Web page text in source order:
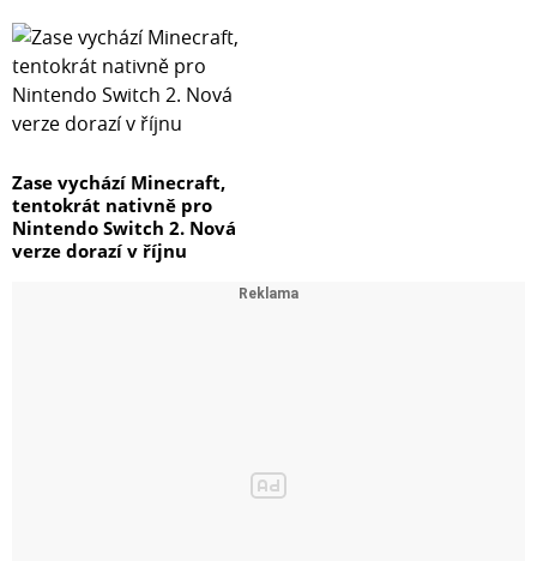
Zase vychází Minecraft,
tentokrát nativně pro
Nintendo Switch 2. Nová
verze dorazí v říjnu